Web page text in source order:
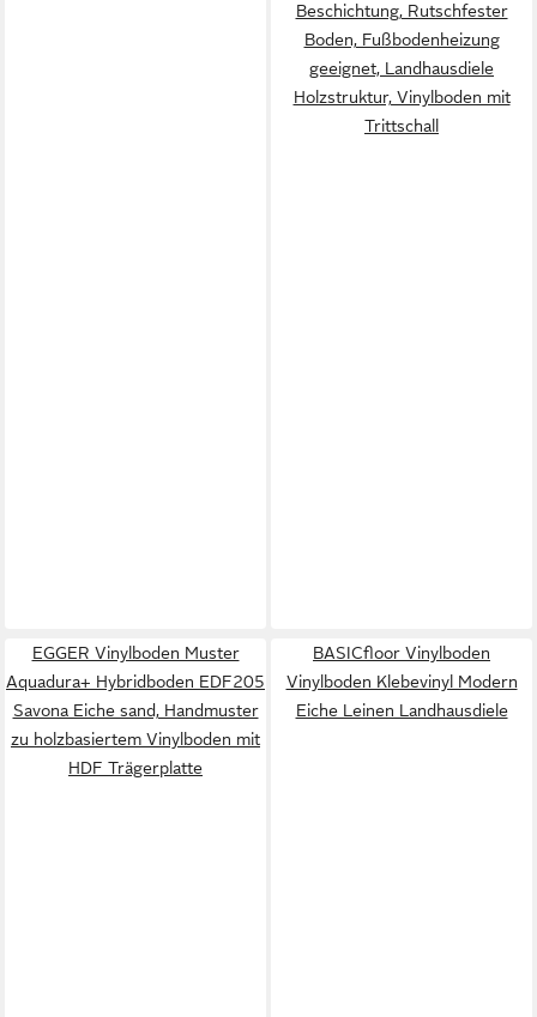
Beschichtung, Rutschfester
Boden, Fußbodenheizung
geeignet, Landhausdiele
Holzstruktur, Vinylboden mit
Trittschall
EGGER Vinylboden Muster
Aquadura+ Hybridboden EDF205
Savona Eiche sand, Handmuster
zu holzbasiertem Vinylboden mit
HDF Trägerplatte
BASICfloor Vinylboden
Vinylboden Klebevinyl Modern
Eiche Leinen Landhausdiele